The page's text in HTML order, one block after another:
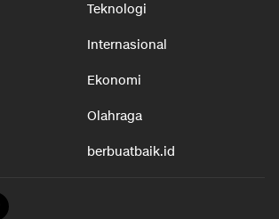
Teknologi
Internasional
Ekonomi
Olahraga
berbuatbaik.id